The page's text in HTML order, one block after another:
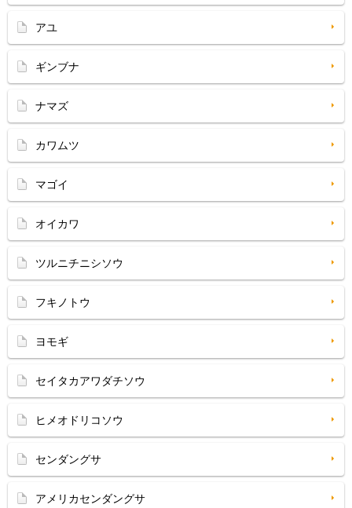
アユ
ギンブナ
ナマズ
カワムツ
マゴイ
オイカワ
ツルニチニシソウ
フキノトウ
ヨモギ
セイタカアワダチソウ
ヒメオドリコソウ
センダングサ
アメリカセンダングサ